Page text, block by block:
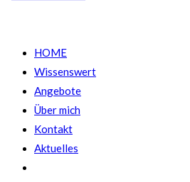
HOME
Wissenswert
Angebote
Über mich
Kontakt
Aktuelles